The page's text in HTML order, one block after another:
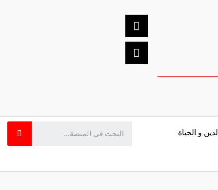
الدين و الحياة